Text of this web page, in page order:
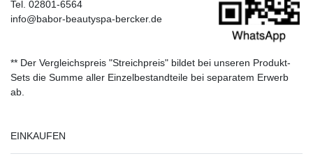
Tel. 02801-6564
info@babor-beautyspa-bercker.de
** Der Vergleichspreis "Streichpreis" bildet bei unseren Produkt-
Sets die Summe aller Einzelbestandteile bei separatem Erwerb
ab.
EINKAUFEN